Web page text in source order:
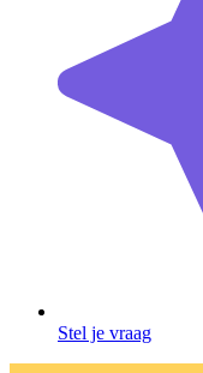
Stel je vraag